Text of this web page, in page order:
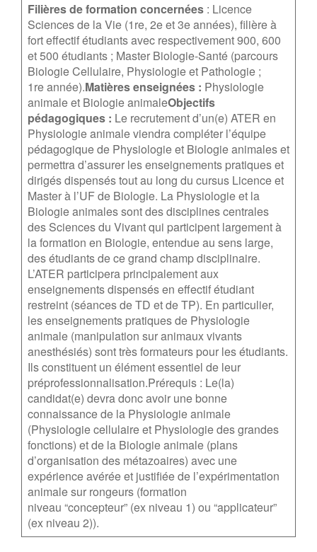
Filières de formation concernées : Licence
Sciences de la Vie (1re, 2e et 3e années), filière à
fort effectif étudiants avec respectivement 900, 600
et 500 étudiants ; Master Biologie-Santé (parcours
Biologie Cellulaire, Physiologie et Pathologie ;
1re année).Matières enseignées : Physiologie
animale et Biologie animaleObjectifs
pédagogiques : Le recrutement d’un(e) ATER en
Physiologie animale viendra compléter l’équipe
pédagogique de Physiologie et Biologie animales et
permettra d’assurer les enseignements pratiques et
dirigés dispensés tout au long du cursus Licence et
Master à l’UF de Biologie. La Physiologie et la
Biologie animales sont des disciplines centrales
des Sciences du Vivant qui participent largement à
la formation en Biologie, entendue au sens large,
des étudiants de ce grand champ disciplinaire.
L’ATER participera principalement aux
enseignements dispensés en effectif étudiant
restreint (séances de TD et de TP). En particulier,
les enseignements pratiques de Physiologie
animale (manipulation sur animaux vivants
anesthésiés) sont très formateurs pour les étudiants.
Ils constituent un élément essentiel de leur
préprofessionnalisation.Prérequis : Le(la)
candidat(e) devra donc avoir une bonne
connaissance de la Physiologie animale
(Physiologie cellulaire et Physiologie des grandes
fonctions) et de la Biologie animale (plans
d’organisation des métazoaires) avec une
expérience avérée et justifiée de l’expérimentation
animale sur rongeurs (formation
niveau “concepteur” (ex niveau 1) ou “applicateur”
(ex niveau 2)).